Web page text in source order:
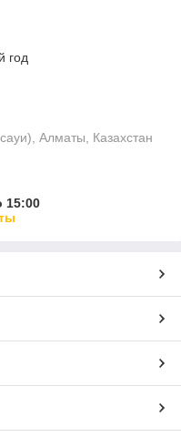
год
Алматы, Казахстан
15:00